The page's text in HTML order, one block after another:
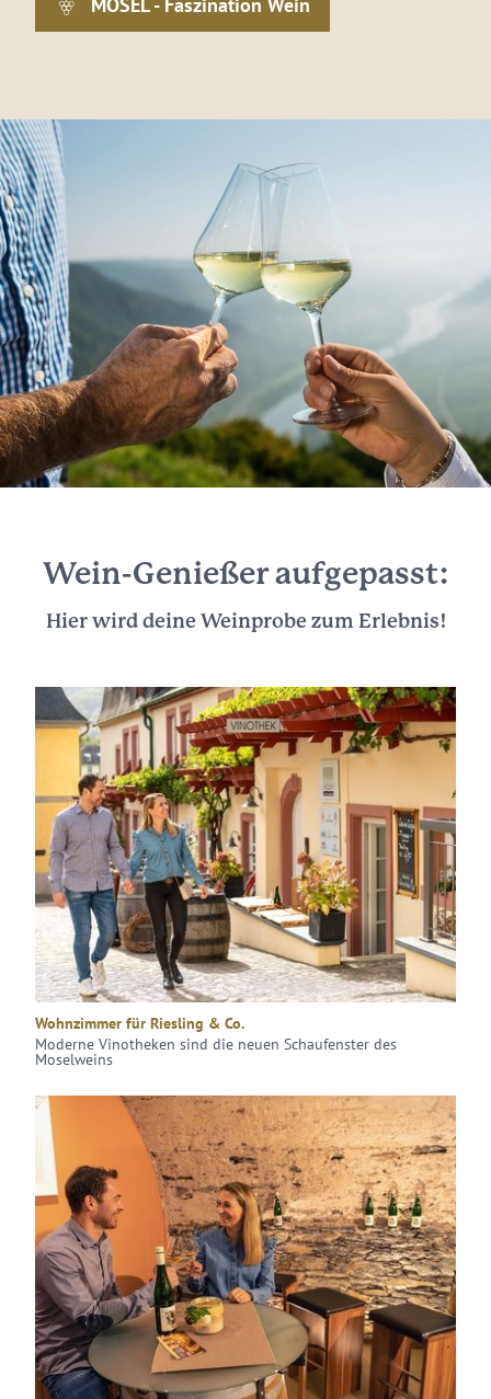
Wein-Genießer aufgepasst:
Hier wird deine Weinprobe zum Erlebnis!
Wohnzimmer für Riesling & Co.
Moderne Vinotheken sind die neuen Schaufenster des
Moselweins